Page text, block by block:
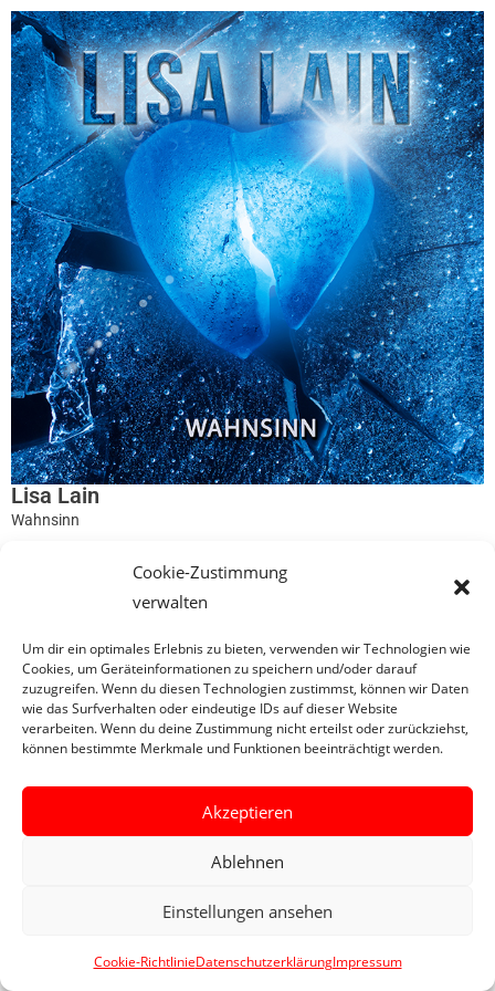
Cookie-Zustimmung
verwalten
Um dir ein optimales Erlebnis zu bieten, verwenden wir Technologien wie
Cookies, um Geräteinformationen zu speichern und/oder darauf
zuzugreifen. Wenn du diesen Technologien zustimmst, können wir Daten
wie das Surfverhalten oder eindeutige IDs auf dieser Website
verarbeiten. Wenn du deine Zustimmung nicht erteilst oder zurückziehst,
können bestimmte Merkmale und Funktionen beeinträchtigt werden.
Akzeptieren
Ablehnen
Einstellungen ansehen
Cookie-RichtlinieDatenschutzerklärungImpressum
Lisa Lain
Wahnsinn